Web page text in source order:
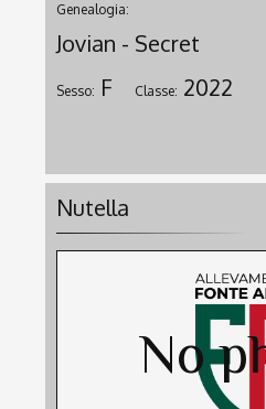
Genealogia:
Jovian - Secret
Sesso: F Classe: 2022
Nutella